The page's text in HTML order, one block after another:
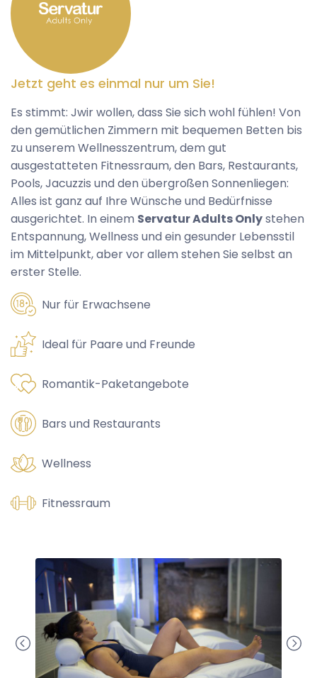
Jetzt geht es einmal nur um Sie!
Es stimmt: Jwir wollen, dass Sie sich wohl fühlen! Von
den gemütlichen Zimmern mit bequemen Betten bis
zu unserem Wellnesszentrum, dem gut
ausgestatteten Fitnessraum, den Bars, Restaurants,
Pools, Jacuzzis und den übergroßen Sonnenliegen:
Alles ist ganz auf Ihre Wünsche und Bedürfnisse
ausgerichtet. In einem Servatur Adults Onlystehen
Entspannung, Wellness und ein gesunder Lebensstil
im Mittelpunkt, aber vor allem stehen Sie selbst an
erster Stelle.
Nur für Erwachsene
Ideal für Paare und Freunde
Romantik-Paketangebote
Bars und Restaurants
Wellness
Fitnessraum